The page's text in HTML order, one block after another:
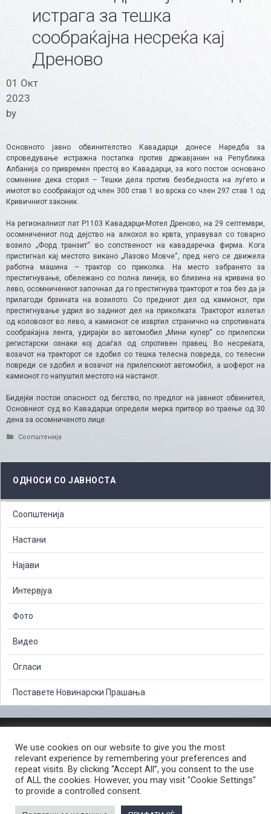
истрага за тешка
сообраќајна несреќа кај
Дреново
01 Окт
2023
by
Основното јавно обвинителство Кавадарци донесе Наредба за
спроведување истражна постапка против државјанин на Република
Албанија со привремен престој во Кавадарци, за кого постои основано
сомнение дека сторил – Тешки дела против безбедноста на луѓето и
имотот во сообраќајот од член 300 став 1 во врска со член 297 став 1 од
Кривичниот законик.
На регионалниот пат Р1103 Кавадарци-Мотел Дреново, на 29 септември,
осомничениот под дејство на алкохол во крвта, управувал со товарно
возило „Форд транзит“ во сопственост на кавадаречка фирма. Кога
пристигнал кај местото викано „Лазово Мовче“, пред него се движела
работна машина – трактор со приколка. На место забрането за
престигнување, обележано со полна линија, во близина на кривина во
лево, осомничениот започнал да го престигнува тракторот и тоа без да ја
прилагоди брзината на возилото. Со предниот дел од камионот, при
престигнување удрил во задниот дел на приколката. Тракторот излетал
од коловозот во лево, а камионот се извртил странично на спротивната
сообраќајна лента, удирајќи во автомобил „Мини купер“ со прилепски
регистарски ознаки кој доаѓал од спротивен правец. Во несреќата,
возачот на тракторот се здобил со тешка телесна повреда, со телесни
повреди се здобил и возачот на прилепскиот автомобил, а шоферот на
камионот го напуштил местото на настанот.
Бидејќи постои опасност од бегство, по предлог на јавниот обвинител,
Основниот суд во Кавадарци определи мерка притвор во траење од 30
дена за осомниченото лице.
Categories
Соопштенија
ОДНОСИ СО ЈАВНОСТА
Соопштенија
Настани
Најави
Интервјуа
Фото
Видео
Огласи
Поставете Новинарски Прашања
СЛОБОДЕН ПРИСТАП ДО ИНФОРМАЦИИ ОД ЈАВЕН КАРАКТЕР
ПОСТАПКА ЗА ПРИЈАВА НА КРИВИЧНО ДЕЛО
КОРИСНИ ЛИНКОВИ
ПОЛИТИКА ЗА ПРИВАТНОСТ ВЕБ СТРАНИЦА
We use cookies on our website to give you the most
relevant experience by remembering your preferences and
repeat visits. By clicking “Accept All”, you consent to the use
of ALL the cookies. However, you may visit "Cookie Settings"
to provide a controlled consent.